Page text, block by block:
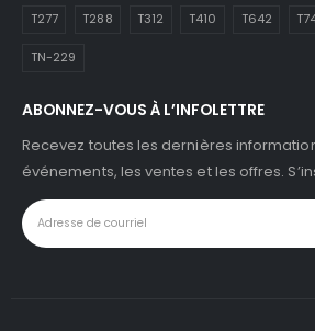
T277 T288 T312 T410 T642
TN-229
ABONNEZ-VOUS À L’INFOLETTRE
Recevez toutes les dernières
événements, les ventes et les offres.